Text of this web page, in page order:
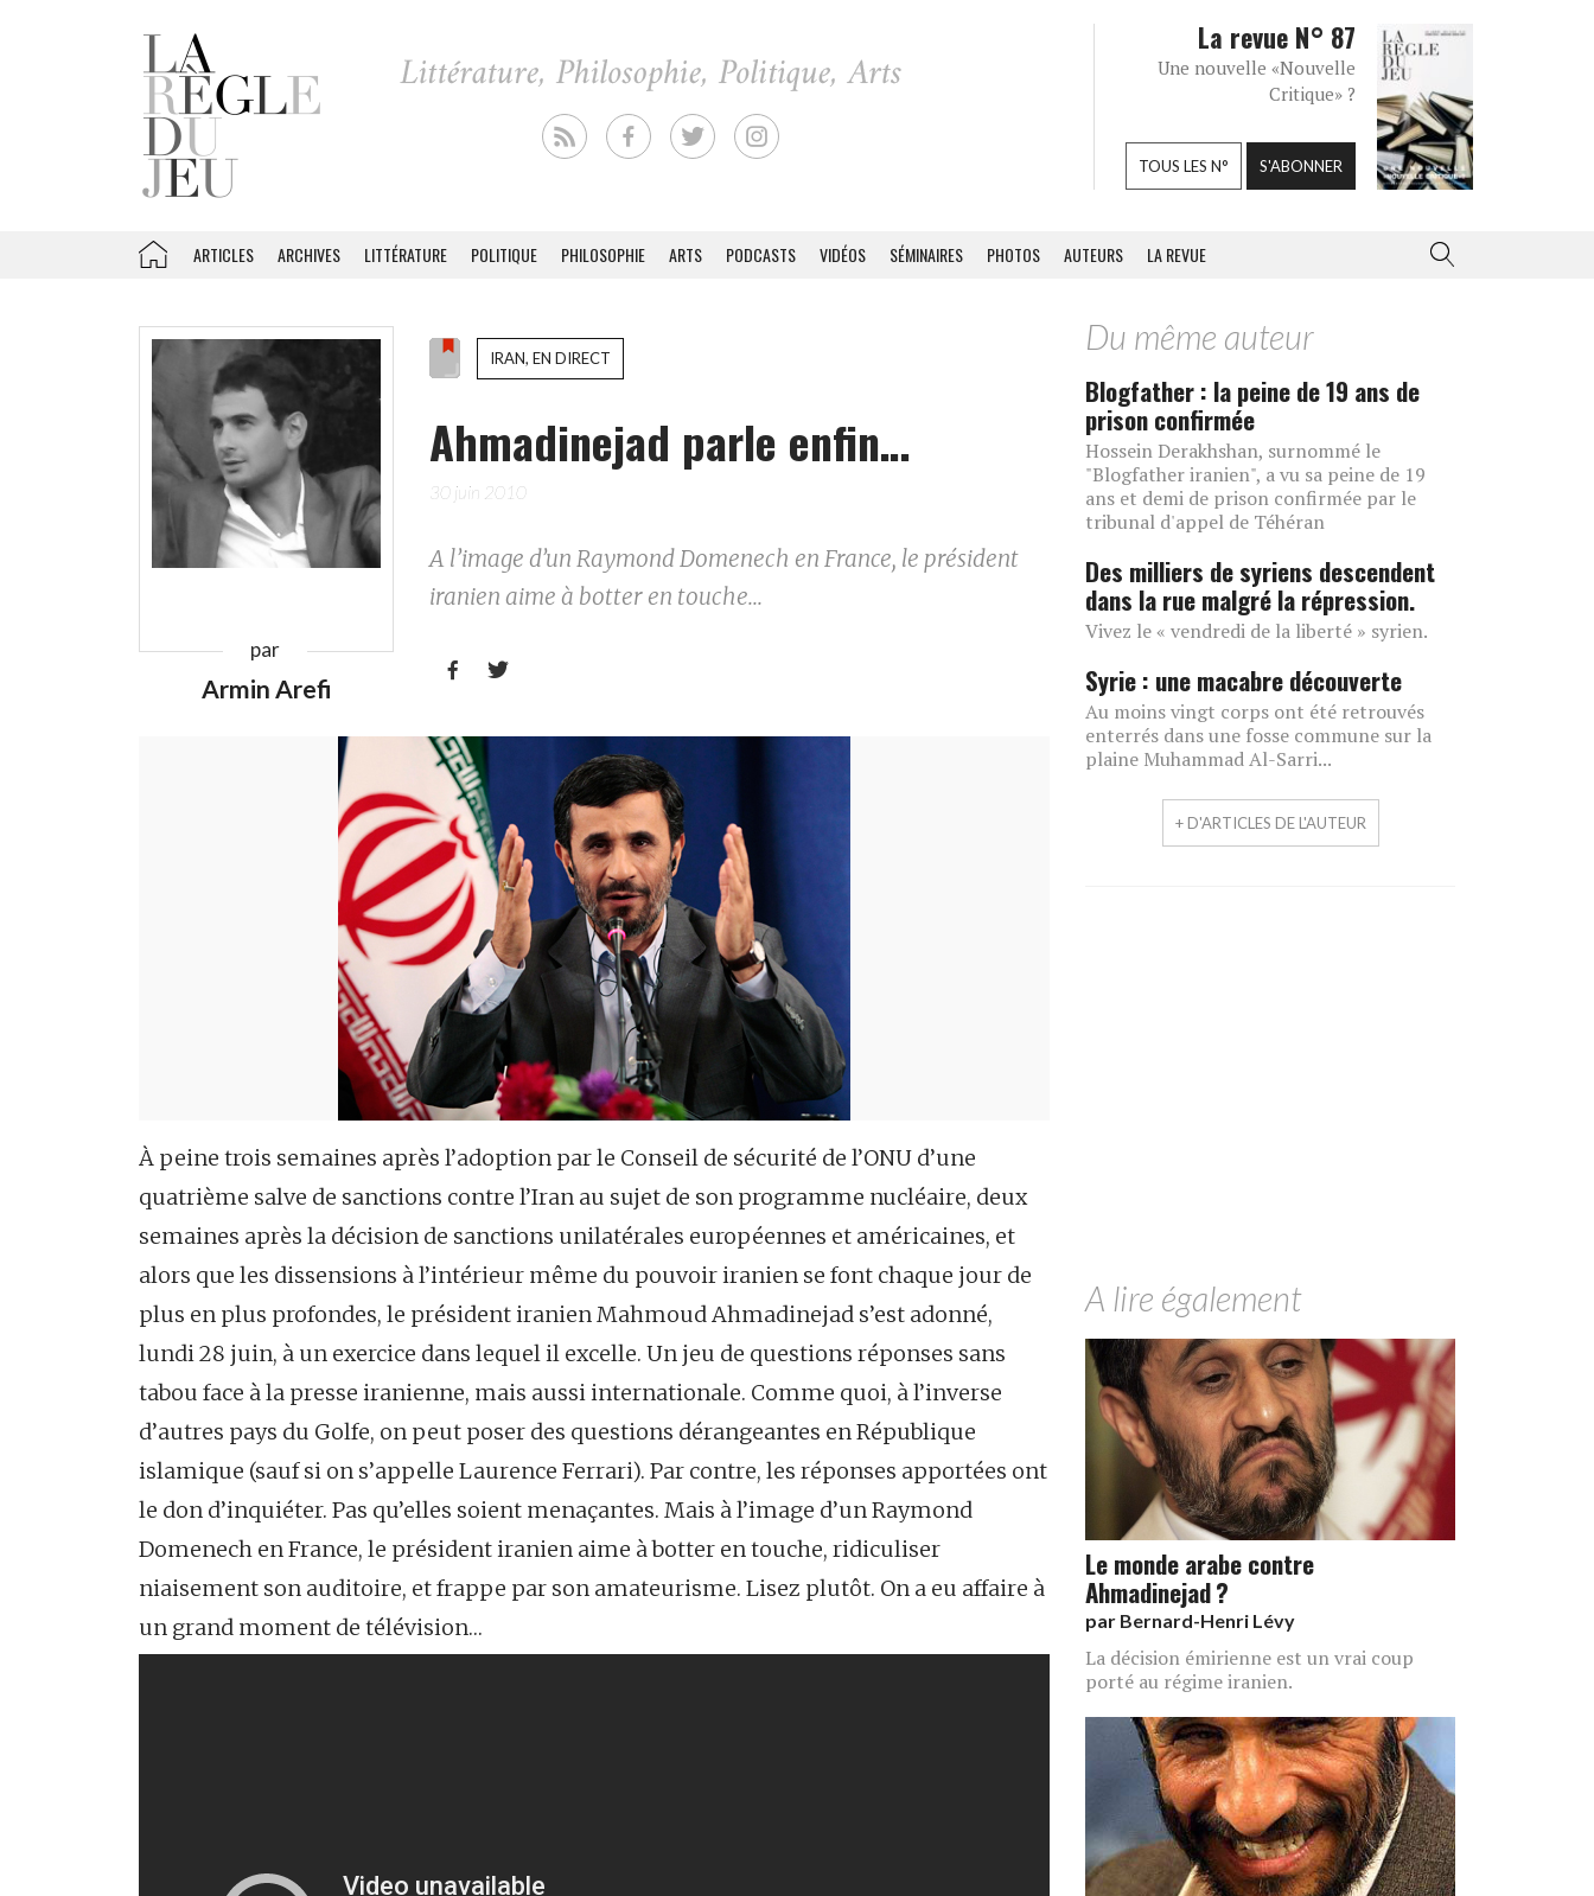
La revue N° 87
Une nouvelle «Nouvelle
Critique» ?
TOUS LES N° S'ABONNER
ARTICLES ARCHIVES LITTÉRATURE POLITIQUE PHILOSOPHIE ARTS PODCASTS VIDÉOS SÉMINAIRES PHOTOS AUTEURS LA REVUE
par
Armin Arefi
IRAN, EN DIRECT
Ahmadinejad parle enfin…
30 juin 2010
A l’image d’un Raymond Domenech en France, le président
iranien aime à botter en touche...
 
À peine trois semaines après l’adoption par le Conseil de sécurité de l’ONU d’une
quatrième salve de sanctions contre l’Iran au sujet de son programme nucléaire, deux
semaines après la décision de sanctions unilatérales européennes et américaines, et
alors que les dissensions à l’intérieur même du pouvoir iranien se font chaque jour de
plus en plus profondes, le président iranien Mahmoud Ahmadinejad s’est adonné,
lundi 28 juin, à un exercice dans lequel il excelle. Un jeu de questions réponses sans
tabou face à la presse iranienne, mais aussi internationale. Comme quoi, à l’inverse
d’autres pays du Golfe, on peut poser des questions dérangeantes en République
islamique (sauf si on s’appelle Laurence Ferrari). Par contre, les réponses apportées ont
le don d’inquiéter. Pas qu’elles soient menaçantes. Mais à l’image d’un Raymond
Domenech en France, le président iranien aime à botter en touche, ridiculiser
niaisement son auditoire, et frappe par son amateurisme. Lisez plutôt. On a eu affaire à
un grand moment de télévision…
Du même auteur
Blogfather : la peine de 19 ans de
prison confirmée
Hossein Derakhshan, surnommé le
"Blogfather iranien", a vu sa peine de 19
ans et demi de prison confirmée par le
tribunal d'appel de Téhéran
Des milliers de syriens descendent
dans la rue malgré la répression.
Vivez le « vendredi de la liberté » syrien.
Syrie : une macabre découverte
Au moins vingt corps ont été retrouvés
enterrés dans une fosse commune sur la
plaine Muhammad Al-Sarri...
+ D'ARTICLES DE L'AUTEUR
A lire également
Le monde arabe contre
Ahmadinejad ?
par Bernard-Henri Lévy
La décision émirienne est un vrai coup
porté au régime iranien.